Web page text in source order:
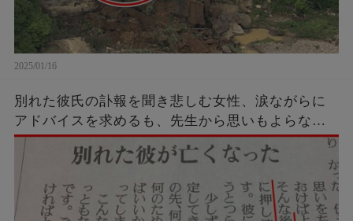
2025/01/16
別れた彼氏の訃報を聞き悲しむ女性、涙ながらに
アドバイスを求めるも、先生から思いもよらない
強烈カウンターを受けてしまう…